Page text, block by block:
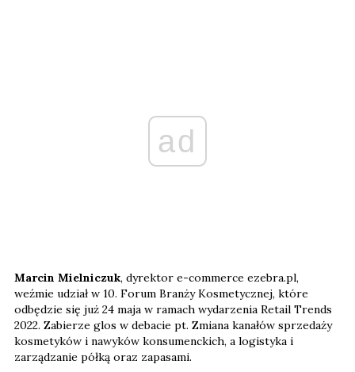
ad
Marcin Mielniczuk, dyrektor e-commerce ezebra.pl,
weźmie udział w 10. Forum Branży Kosmetycznej, które
odbędzie się już 24 maja w ramach wydarzenia Retail Trends
2022. Zabierze glos w debacie pt. Zmiana kanałów sprzedaży
kosmetyków i nawyków konsumenckich, a logistyka i
zarządzanie półką oraz zapasami.